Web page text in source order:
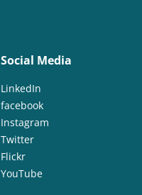
Social Media
LinkedIn
facebook
Instagram
Twitter
Flickr
YouTube